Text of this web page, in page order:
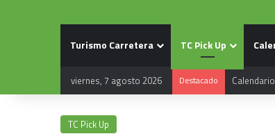
Turismo Carretera TC Pick Up
viernes, 7 agosto 2026 Destacado
TC Pick Up